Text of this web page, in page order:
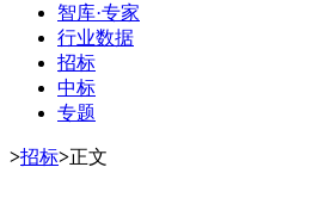
智库·专家
行业数据
招标
中标
专题
>招标>正文